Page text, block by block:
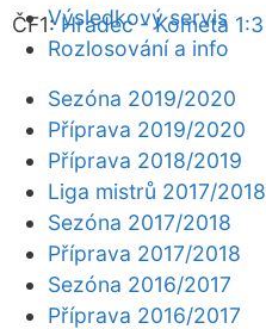
ČF1:Hradec - Kometa 1:3
Výsledkový servis
Rozlosování a info
Sezóna 2019/2020
Příprava 2019/2020
Příprava 2018/2019
Liga mistrů 2017/2018
Sezóna 2017/2018
Příprava 2017/2018
Sezóna 2016/2017
Příprava 2016/2017